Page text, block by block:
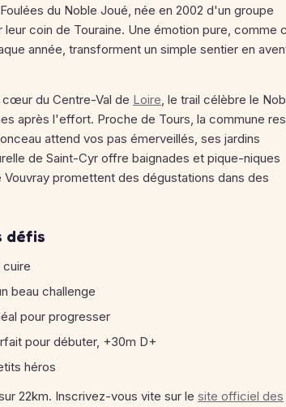
du Noble Joué, née en 2002 d'un groupe
coin de Touraine. Une émotion pure, comme
année, transforment un simple sentier en
cœur du Centre-Val de Loire, le trail célèbre le
après l'effort. Proche de Tours, la commune
attend vos pas émerveillés, ses jardins
de Saint-Cyr offre baignades et pique-niques
promettent des dégustations dans des
défis
cuire
beau challenge
pour progresser
pour débuter, +30m D+
héros
22km. Inscrivez-vous vite sur le site officiel des